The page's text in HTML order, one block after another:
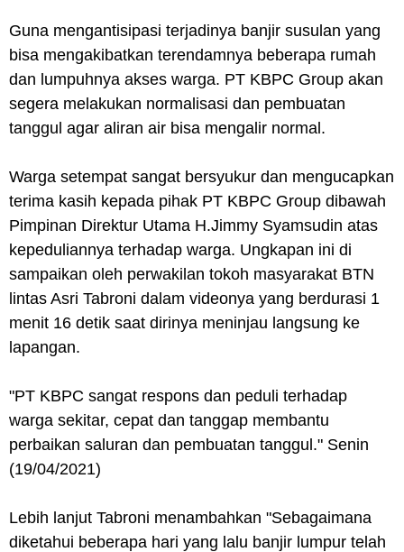
Guna mengantisipasi terjadinya banjir susulan yang
bisa mengakibatkan terendamnya beberapa rumah
dan lumpuhnya akses warga. PT KBPC Group akan
segera melakukan normalisasi dan pembuatan
tanggul agar aliran air bisa mengalir normal.
Warga setempat sangat bersyukur dan mengucapkan
terima kasih kepada pihak PT KBPC Group dibawah
Pimpinan Direktur Utama H.Jimmy Syamsudin atas
kepeduliannya terhadap warga. Ungkapan ini di
sampaikan oleh perwakilan tokoh masyarakat BTN
lintas Asri Tabroni dalam videonya yang berdurasi 1
menit 16 detik saat dirinya meninjau langsung ke
lapangan.
"PT KBPC sangat respons dan peduli terhadap
warga sekitar, cepat dan tanggap membantu
perbaikan saluran dan pembuatan tanggul." Senin
(19/04/2021)
Lebih lanjut Tabroni menambahkan "Sebagaimana
diketahui beberapa hari yang lalu banjir lumpur telah